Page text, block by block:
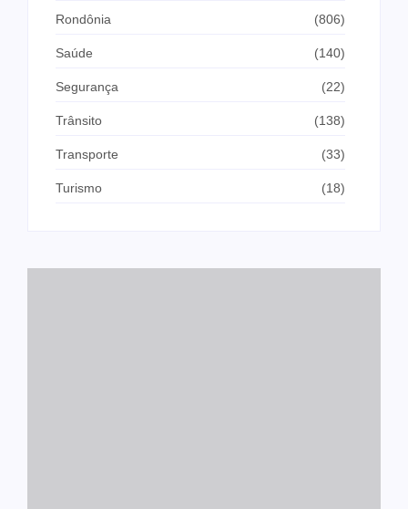
Rondônia (806)
Saúde (140)
Segurança (22)
Trânsito (138)
Transporte (33)
Turismo (18)